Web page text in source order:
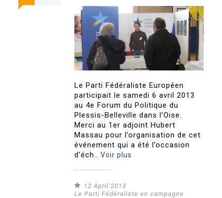
Le Parti Fédéraliste Européen
participait le samedi 6 avril 2013
au 4e Forum du Politique du
Plessis-Belleville dans l’Oise.
Merci au 1er adjoint Hubert
Massau pour l’organisation de cet
événement qui a été l’occasion
d’éch..Voir plus
12 April 2013
Le Parti Fédéraliste en campagne